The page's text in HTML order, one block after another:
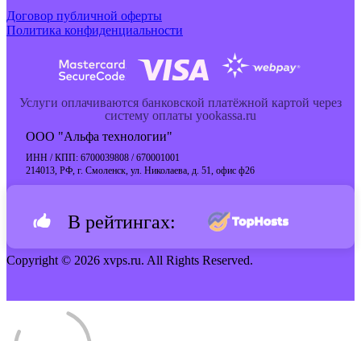
Договор публичной оферты
Политика конфиденциальности
Услуги оплачиваются банковской платёжной картой через
систему оплаты yookassa.ru
ООО "Альфа технологии"
ИНН / КПП: 6700039808 / 670001001
214013, РФ, г. Смоленск, ул. Николаева, д. 51, офис ф26
В рейтингах:
Copyright © 2026 xvps.ru. All Rights Reserved.